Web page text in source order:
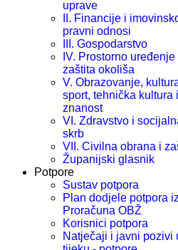
uprave
II. Financije i
pravni odnosi
III. Gospodarstvo
IV. Prostorno uređenje
zaštita okoliša
V. Obrazovanje,
sport, tehnička kultura i
znanost
VI. Zdravstvo i
skrb
VII. Civilna obrana i
Županijski glasnik
Potpore
Sustav potpora
Plan dodjele potpora iz
Proračuna OBŽ
Korisnici potpora
Natječaji i javni pozivi